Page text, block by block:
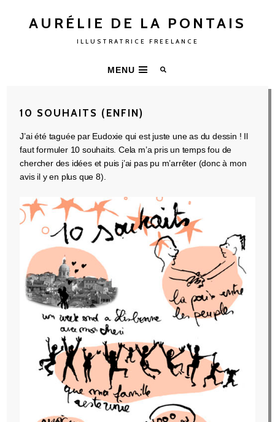
AURÉLIE DE LA PONTAIS
ILLUSTRATRICE FREELANCE
MENU
10 SOUHAITS (ENFIN)
J’ai été taguée par Eudoxie qui est juste une as du dessin ! Il
faut formuler 10 souhaits. Cela m’a pris un temps fou de
chercher des idées et puis j’ai pas pu m’arrêter (donc à mon
avis il y en plus que 8).